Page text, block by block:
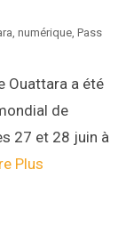
, numérique, Pass
Ouattara a été
de
27 et 28 juin à
Plus